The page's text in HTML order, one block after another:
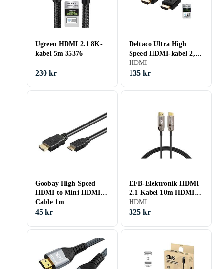
Ugreen HDMI 2.1 8K-
kabel 5m 35376
230 kr
Deltaco Ultra High
Speed HDMI-kabel 2,1
Svart 5m
HDMI
135 kr
Goobay High Speed
HDMI to Mini HDMI
Cable 1m
45 kr
EFB-Elektronik HDMI
2.1 Kabel 10m HDMI-
21-00006
HDMI
325 kr